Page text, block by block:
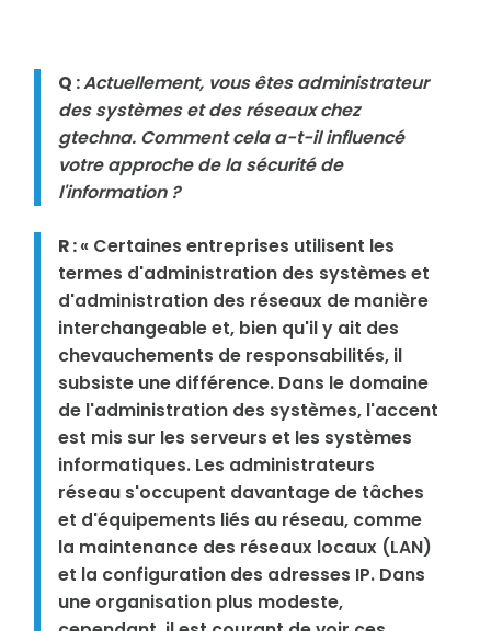
Q :Actuellement, vous êtes administrateur
des systèmes et des réseaux chez
gtechna. Comment cela a-t-il influencé
votre approche de la sécurité de
l'information ?
R :« Certaines entreprises utilisent les
termes d'administration des systèmes et
d'administration des réseaux de manière
interchangeable et, bien qu'il y ait des
chevauchements de responsabilités, il
subsiste une différence. Dans le domaine
de l'administration des systèmes, l'accent
est mis sur les serveurs et les systèmes
informatiques. Les administrateurs
réseau s'occupent davantage de tâches
et d'équipements liés au réseau, comme
la maintenance des réseaux locaux (LAN)
et la configuration des adresses IP. Dans
une organisation plus modeste,